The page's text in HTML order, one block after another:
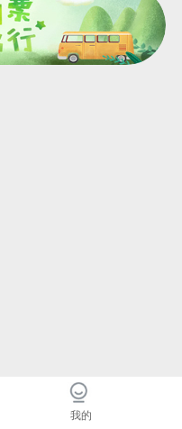
我的